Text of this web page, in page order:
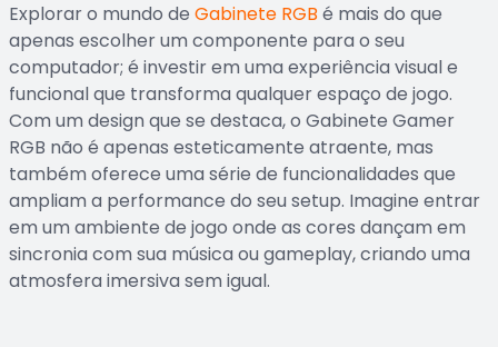
Explorar o mundo de Gabinete RGB é mais do que
apenas escolher um componente para o seu
computador; é investir em uma experiência visual e
funcional que transforma qualquer espaço de jogo.
Com um design que se destaca, o Gabinete Gamer
RGB não é apenas esteticamente atraente, mas
também oferece uma série de funcionalidades que
ampliam a performance do seu setup. Imagine entrar
em um ambiente de jogo onde as cores dançam em
sincronia com sua música ou gameplay, criando uma
atmosfera imersiva sem igual.